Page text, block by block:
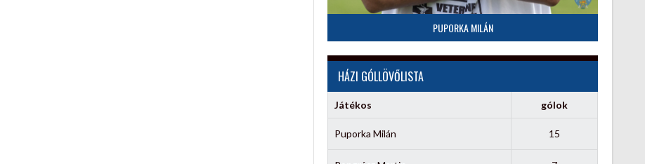
PUPORKA MILÁN
HÁZI GÓLLÖVŐLISTA
Játékos gólok
Puporka Milán 15